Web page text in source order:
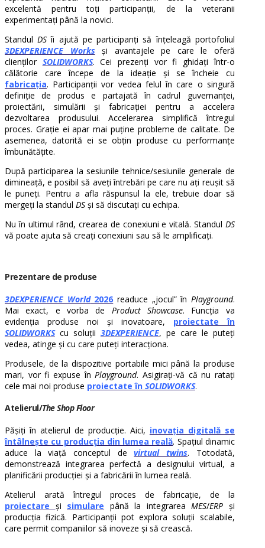
excelentă pentru toți participanții, de la veteranii
experimentați până la novici.
Standul DS îi ajută pe participanți să înțeleagă portofoliul
3DEXPERIENCE Works și avantajele pe care le oferă
clienților SOLIDWORKS. Cei prezenți vor fi ghidați într-o
călătorie care începe de la ideație și se încheie cu
fabricația. Participanții vor vedea felul în care o singură
definiție de produs e partajată în cadrul guvernanței,
proiectării, simulării și fabricației pentru a accelera
dezvoltarea produsului. Accelerarea simplifică întregul
proces. Grație ei apar mai puține probleme de calitate. De
asemenea, datorită ei se obțin produse cu performanțe
îmbunătățite.
După participarea la sesiunile tehnice/sesiunile generale de
dimineață, e posibil să aveți întrebări pe care nu ați reușit să
le puneți. Pentru a afla răspunsul la ele, trebuie doar să
mergeți la standul DS și să discutați cu echipa.
Nu în ultimul rând, crearea de conexiuni e vitală. Standul DS
vă poate ajuta să creați conexiuni sau să le amplificați.
Prezentare de produse
3DEXPERIENCE World2026 readuce „jocul” în Playground.
Mai exact, e vorba de Product Showcase. Funcția va
evidenția produse noi și inovatoare, proiectate în
SOLIDWORKScu soluții 3DEXPERIENCE, pe care le puteți
vedea, atinge și cu care puteți interacționa.
Produsele, de la dispozitive portabile mici până la produse
mari, vor fi expuse în Playground. Asigirați-vă că nu ratați
cele mai noi produse proiectate în SOLIDWORKS.
Atelierul/The Shop Floor
Pășiți în atelierul de producție. Aici, inovația digitală se
întâlnește cu producția din lumea reală. Spațiul dinamic
aduce la viață conceptul devirtual twins. Totodată,
demonstrează integrarea perfectă a designului virtual, a
planificării producției și a fabricării în lumea reală.
Atelierul arată întregul proces de fabricație, de la
proiectare și simulare până la integrareaMES/ERP și
producția fizică. Participanții pot explora soluții scalabile,
care permit companiilor să inoveze și să crească.